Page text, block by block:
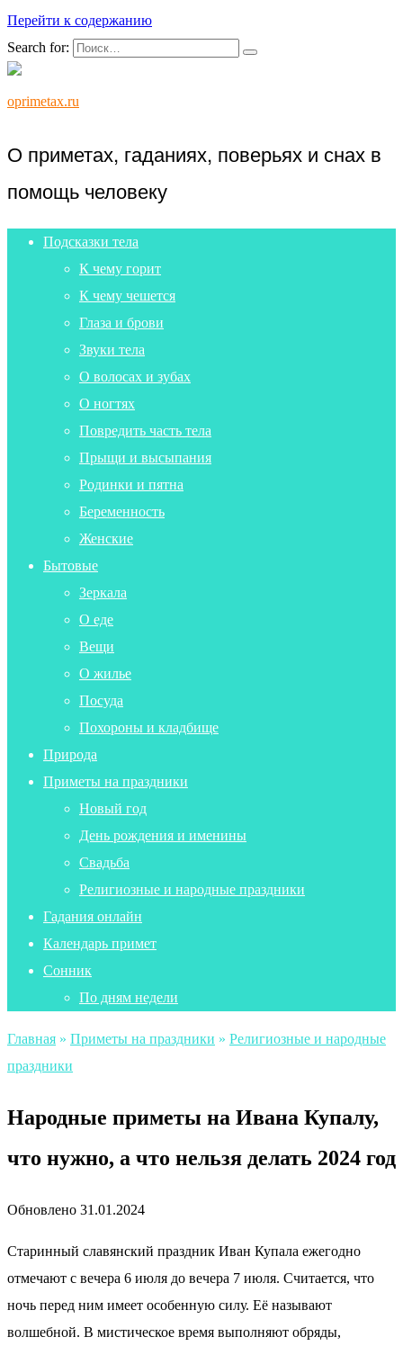
Перейти к содержанию
Search for:
oprimetax.ru
О приметах, гаданиях, поверьях и снах в
помощь человеку
Подсказки тела
К чему горит
К чему чешется
Глаза и брови
Звуки тела
О волосах и зубах
О ногтях
Повредить часть тела
Прыщи и высыпания
Родинки и пятна
Беременность
Женские
Бытовые
Зеркала
О еде
Вещи
О жилье
Посуда
Похороны и кладбище
Природа
Приметы на праздники
Новый год
День рождения и именины
Свадьба
Религиозные и народные праздники
Гадания онлайн
Календарь примет
Сонник
По дням недели
Главная » Приметы на праздники » Религиозные и народные
праздники
Народные приметы на Ивана Купалу,
что нужно, а что нельзя делать 2024 год
Обновлено 31.01.2024
Старинный славянский праздник Иван Купала ежегодно
отмечают с вечера 6 июля до вечера 7 июля. Считается, что
ночь перед ним имеет особенную силу. Её называют
волшебной. В мистическое время выполняют обряды,